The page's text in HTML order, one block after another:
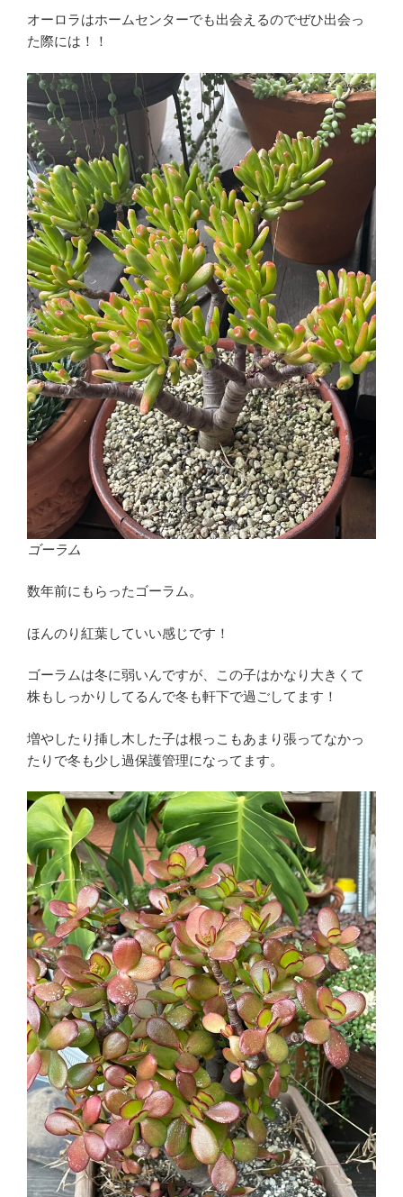
オーロラはホームセンターでも出会えるのでぜひ出会っ
た際には！！
ゴーラム
数年前にもらったゴーラム。
ほんのり紅葉していい感じです！
ゴーラムは冬に弱いんですが、この子はかなり大きくて
株もしっかりしてるんで冬も軒下で過ごしてます！
増やしたり挿し木した子は根っこもあまり張ってなかっ
たりで冬も少し過保護管理になってます。